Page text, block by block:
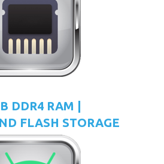
DDR4 RAM |
FLASH STORAGE